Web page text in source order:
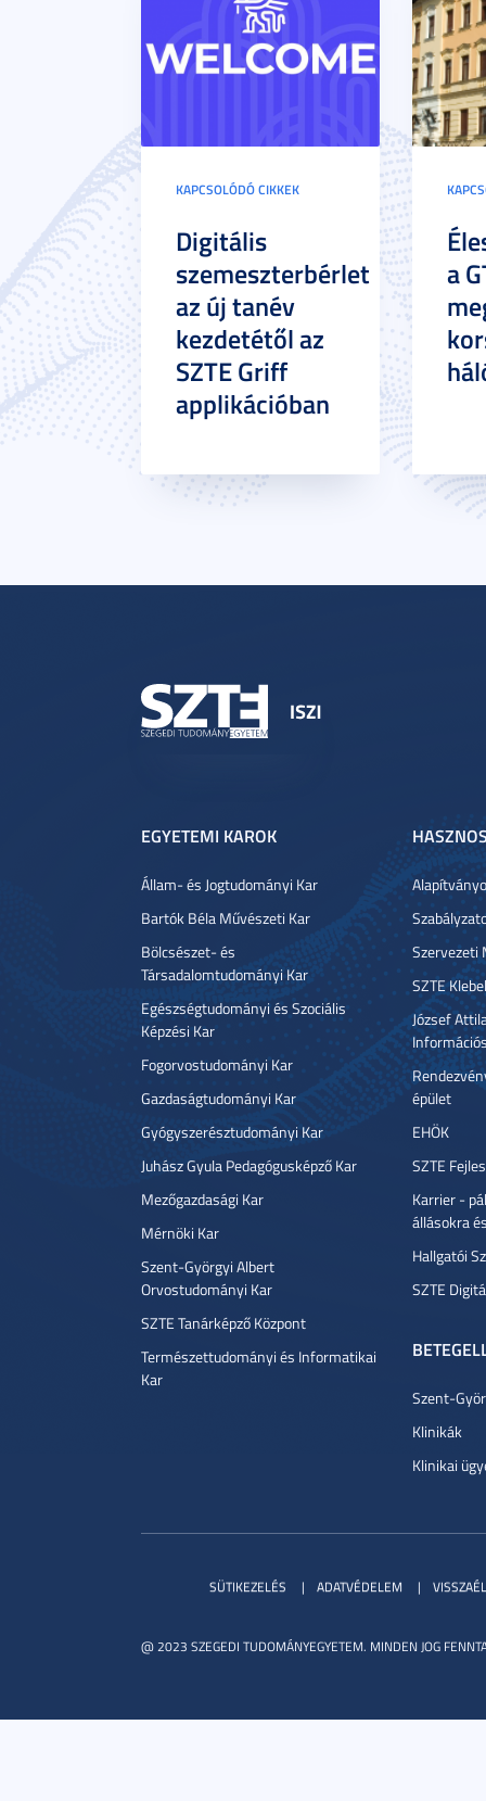
KAPCSOLÓDÓ CIKKEK
Digitális
szemeszterbérlet
az új tanév
kezdetétől az
SZTE Griff
applikációban
a
EGYETEMI KAROK
Állam- és Jogtudományi Kar
Bartók Béla Művészeti Kar
Bölcsészet- és
Társadalomtudományi Kar
Egészségtudományi és Szociális
Képzési Kar
Fogorvostudományi Kar
Gazdaságtudományi Kar
Gyógyszerésztudományi Kar
Juhász Gyula Pedagógusképző Kar
Mezőgazdasági Kar
Mérnöki Kar
Szent-Györgyi Albert
Orvostudományi Kar
SZTE Tanárképző Központ
Természettudományi és Informatikai
Kar
Szervezeti
SZTE
József
épület
EHÖK
SZTE
Karrier -
állásokra
Hallgatói
SZTE
Szent-
Klinikák
Klinikai
@ 2023 SZEGEDI TUDOMÁNYEGYETEM. MINDEN JOG
SÜTIKEZELÉS ADATVÉDELEM